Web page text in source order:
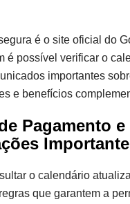
é o site oficial do
é possível verificar o
importantes
e benefícios
Pagamento e
o calendário
que garantem a